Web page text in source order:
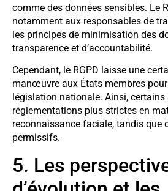
comme des données sensibles. Le
notamment aux responsables de
les principes de minimisation des
transparence et d’accountabilité.
Cependant, le RGPD laisse une
manœuvre aux États membres
législation nationale. Ainsi,
réglementations plus strictes en
reconnaissance faciale, tandis que
permissifs.
5. Les